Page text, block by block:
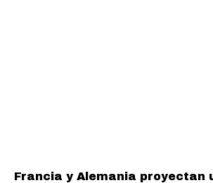
Francia y Alemania proyectan